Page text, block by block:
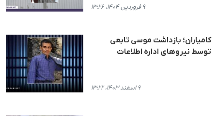
۹ فروردین ۱۴۰۴، ۱۳:۲۶
کامیاران؛ بازداشت موسی تابعی
توسط نیروهای اداره اطلاعات
۹ اسفند ۱۴۰۳، ۱۳:۲۲